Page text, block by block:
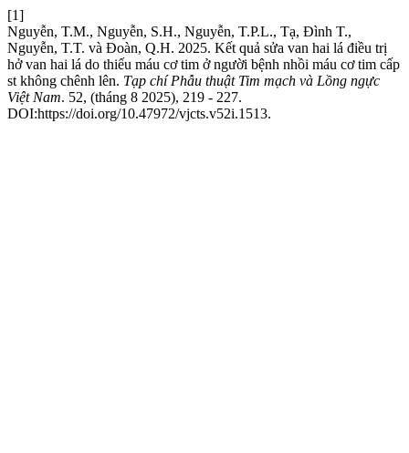
[1]
Nguyễn, T.M., Nguyễn, S.H., Nguyễn, T.P.L., Tạ, Đình T.,
Nguyễn, T.T. và Đoàn, Q.H. 2025. Kết quả sửa van hai lá điều trị
hở van hai lá do thiếu máu cơ tim ở người bệnh nhồi máu cơ tim cấp
st không chênh lên. Tạp chí Phẫu thuật Tim mạch và Lồng ngực
Việt Nam. 52, (tháng 8 2025), 219 - 227.
DOI:https://doi.org/10.47972/vjcts.v52i.1513.